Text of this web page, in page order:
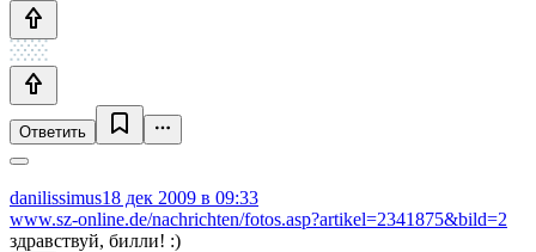
Ответить
danilissimus18 дек 2009 в 09:33
www.sz-online.de/nachrichten/fotos.asp?artikel=2341875&bild=2
здравствуй, билли! :)